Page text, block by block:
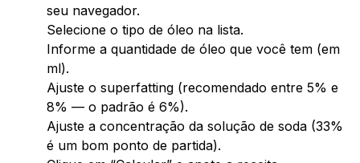
seu navegador.
Selecione o tipo de óleo na lista.
Informe a quantidade de óleo que você tem (em
ml).
Ajuste o superfatting (recomendado entre 5% e
8% — o padrão é 6%).
Ajuste a concentração da solução de soda (33%
é um bom ponto de partida).